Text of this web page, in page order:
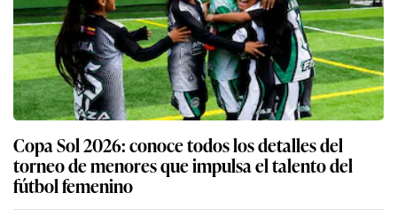
Copa Sol 2026: conoce todos los detalles del
torneo de menores que impulsa el talento del
fútbol femenino